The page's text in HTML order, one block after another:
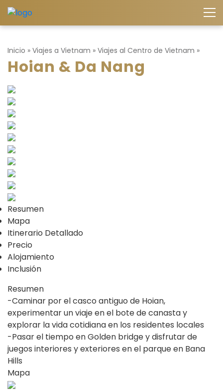
Inicio » Viajes a Vietnam » Viajes al Centro de Vietnam »
Hoian & Da Nang
Resumen
Mapa
Itinerario Detallado
Precio
Alojamiento
Inclusión
Resumen
-Caminar por el casco antiguo de Hoian,
experimentar un viaje en el bote de canasta y
explorar la vida cotidiana en los residentes locales
-Pasar el tiempo en Golden bridge y disfrutar de
juegos interiores y exteriores en el parque en Bana
Hills
Mapa